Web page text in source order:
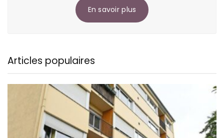
En savoir plus
Articles populaires